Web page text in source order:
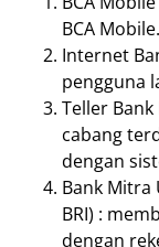
BCA Mobile.
Internet
pengguna
Teller
cabang
dengan
Bank Mitra
BRI) :
dengan